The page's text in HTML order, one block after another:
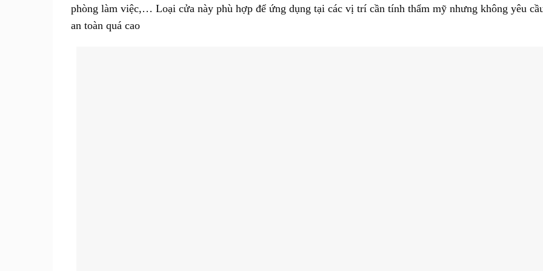
phòng làm việc,… Loại cửa này phù hợp để ứng dụng tại các vị trí cần tính thẩm mỹ nhưng không yêu
an toàn quá cao